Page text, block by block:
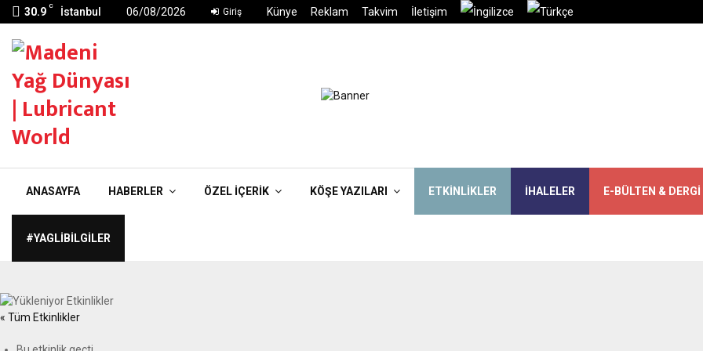
30.9 C İstanbul 06/08/2026 Giriş Künye Reklam Takvim İletişim
ANASAYFA HABERLER ÖZEL İÇERIK KÖŞE YAZILARI ETKINLIKLER İHALELER E-BÜLTEN & DERGI
#YAGLIBILGILER
« Tüm Etkinlikler